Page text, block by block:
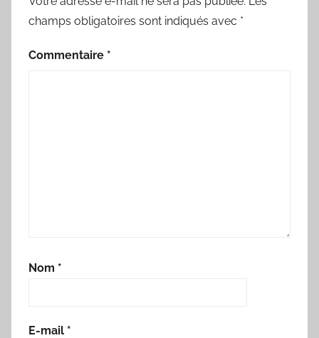
champs obligatoires sont indiqués avec *
Commentaire *
Nom *
E-mail *